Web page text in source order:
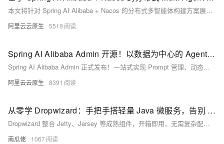
本文将针对 Spring AI Alibaba + Nacos 的分布式多智能体构建方案展开介绍，同时结合 Demo 说明快速开发方法与实际效果。
阿里云云原生 5519
Spring AI Alibaba Admin 开源！以数据为中心的 Agent 开发平台
Spring AI Alibaba Admin 正式发布！一站式实现 Prompt 管理、动态热更新、评测集构建、自动化评估与全链路可观测，助力企业高效构建可信赖的 AI Agent 应用。开源共建，现已上线！
阿里云云原生 8391
从零学 Dropwizard：手把手搭轻量 Java 微服务，告别 Spring 臃肿
Dropwizard 整合 Jetty、Jersey 等成熟组件，开箱即用，无需复杂配置。轻量高效，启动快，资源占用少，内置监控、健康检查与安全防护，搭配 Docker 部署便捷，是构建生产级 Java 微服务的极简利器。
南瓜佬 1067